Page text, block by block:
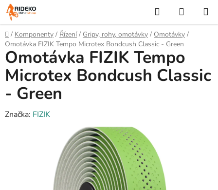
Přejít
na
obsah
Hledat
KOŠÍK
Domů
/ Komponenty / Řízení / Gripy, rohy, omotávky / Omotávky /
Omotávka FIZIK Tempo Microtex Bondcush Classic - Green
Omotávka FIZIK Tempo
Microtex Bondcush Classic
- Green
Značka: FIZIK